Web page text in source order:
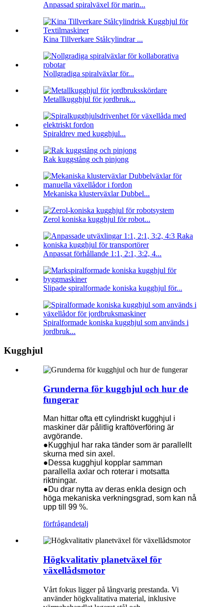
Anpassad spiralväxel för marin...
Kina Tillverkare Stålcylindrar ...
Nollgradiga spiralväxlar för...
Metallkugghjul för jordbruk...
Spiraldrev med kugghjul...
Rak kuggstång och pinjong
Mekaniska klusterväxlar Dubbel...
Zerol koniska kugghjul för robot...
Anpassat förhållande 1:1, 2:1, 3:2, 4...
Slipade spiralformade koniska kugghjul för...
Spiralformade koniska kugghjul som används i
jordbruk...
Kugghjul
Grunderna för kugghjul och hur de
fungerar
Man hittar ofta ett cylindriskt kugghjul i
maskiner där pålitlig kraftöverföring är
avgörande.
●Kugghjul har raka tänder som är parallellt
skurna med sin axel.
●Dessa kugghjul kopplar samman
parallella axlar och roterar i motsatta
riktningar.
●Du drar nytta av deras enkla design och
höga mekaniska verkningsgrad, som kan nå
upp till 99 %.
förfrågandetalj
Högkvalitativ planetväxel för
växellådsmotor
Vårt fokus ligger på långvarig prestanda. Vi
använder högkvalitativa material, inklusive